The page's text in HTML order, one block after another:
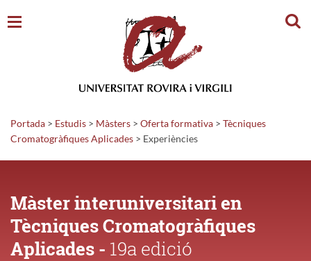
Portada > Estudis > Màsters > Oferta formativa > Tècniques
Cromatogràfiques Aplicades > Experiències
Màster interuniversitari en
Tècniques Cromatogràfiques
Aplicades - 19a edició